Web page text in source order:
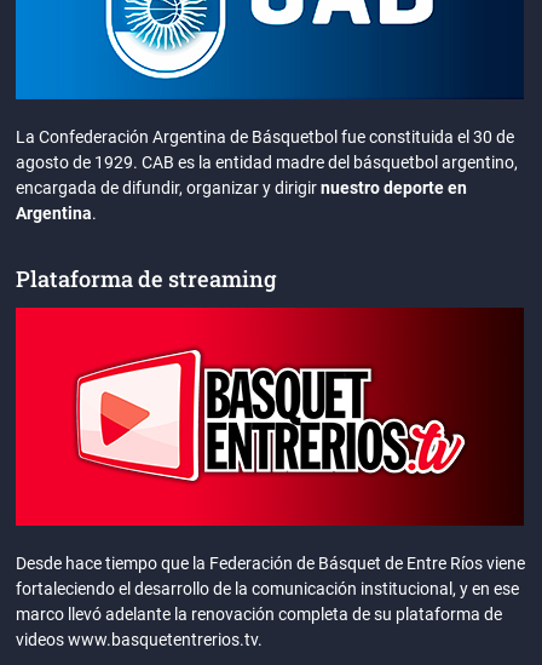
La Confederación Argentina de Básquetbol fue constituida el 30 de
agosto de 1929. CAB es la entidad madre del básquetbol argentino,
encargada de difundir, organizar y dirigirnuestro deporte en
Argentina.
Plataforma de streaming
Desde hace tiempo que la Federación de Básquet de Entre Ríos viene
fortaleciendo el desarrollo de la comunicación institucional, y en ese
marco llevó adelante la renovación completa de su plataforma de
videos www.basquetentrerios.tv.